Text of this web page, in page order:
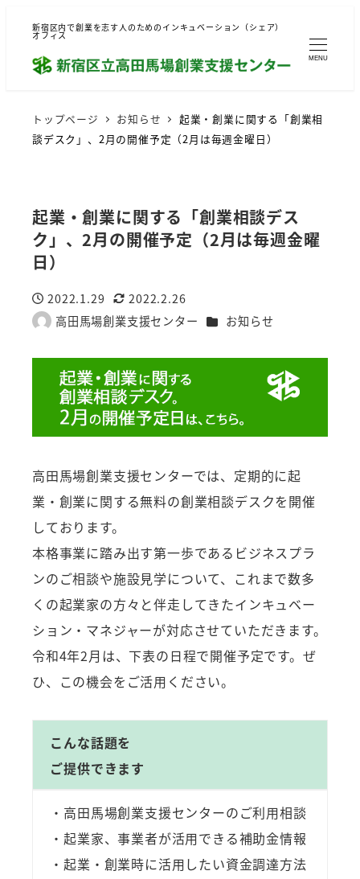
新宿区内で創業を志す人のためのインキュベーション（シェア）
オフィス
MENU
トップページ お知らせ
起業・創業に関する「創業相
談デスク」、2月の開催予定（2月は毎週金曜日）
起業・創業に関する「創業相談デス
ク」、2月の開催予定（2月は毎週金曜
日）
投稿日
2022.1.29
更新日
2022.2.26
著
高田馬場創業支援センター カテゴリー
お知らせ
高田馬場創業支援センターでは、定期的に起
業・創業に関する無料の創業相談デスクを開催
しております。
本格事業に踏み出す第一歩であるビジネスプラ
ンのご相談や施設見学について、これまで数多
くの起業家の方々と伴走してきたインキュベー
ション・マネジャーが対応させていただきます。
令和4年2月は、下表の日程で開催予定です。ぜ
ひ、この機会をご活用ください。
こんな話題を
ご提供できます
・高田馬場創業支援センターのご利用相談
・起業家、事業者が活用できる補助金情報
・起業・創業時に活用したい資金調達方法